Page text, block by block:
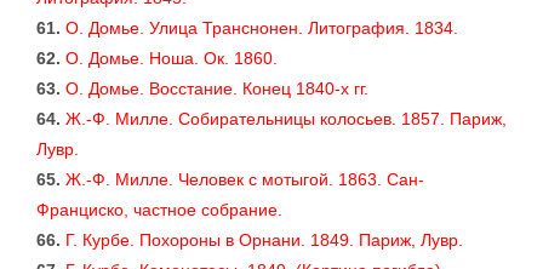
61. О. Домье. Улица Транснонен. Литография. 1834.
62. О. Домье. Ноша. Ок. 1860.
63. О. Домье. Восстание. Конец 1840-х гг.
64. Ж.-Ф. Милле. Собирательницы колосьев. 1857. Париж,
Лувр.
65. Ж.-Ф. Милле. Человек с мотыгой. 1863. Сан-
Франциско, частное собрание.
66. Г. Курбе. Похороны в Орнани. 1849. Париж, Лувр.